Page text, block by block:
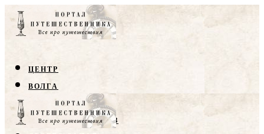
ЦЕНТР
ВОЛГА
КРЫМ
СЕВЕРНЫЙ КАВКАЗ